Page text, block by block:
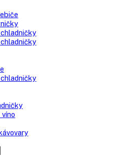
chladničky
chladničky
chladničky
víno
kávovary